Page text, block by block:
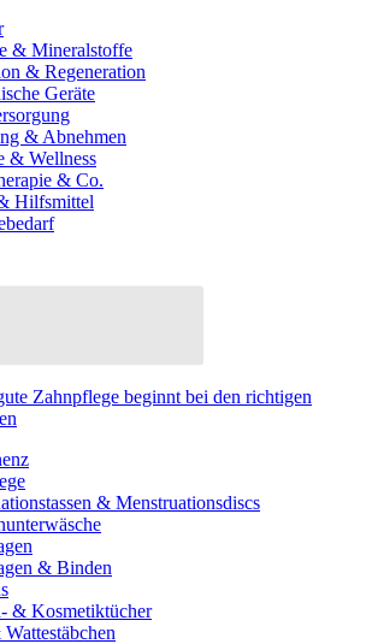
& Mineralstoffe
& Regeneration
Geräte
& Abnehmen
& Wellness
& Co.
Hilfsmittel
Zahnpflege beginnt bei den richtigen
& Menstruationsdiscs
& Binden
& Kosmetiktücher